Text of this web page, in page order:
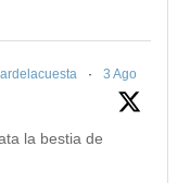
· 3 Ago
la bestia de